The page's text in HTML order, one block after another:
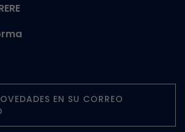
EN SU CORREO